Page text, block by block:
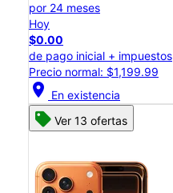
por 24 meses
Hoy
$0.00
de pago inicial + impuestos
Precio normal: $1,199.99
location_on En existencia
Ver 13 ofertas